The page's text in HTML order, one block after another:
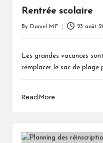
Rentrée scolaire
By Daniel M.F 23 août
Les grandes vacances
remplacer le sac de plage
Read More